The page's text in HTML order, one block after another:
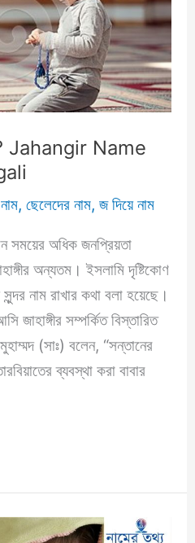
কি? Jahangir Name
,ছেলেদের নাম,জ দিয়ে নাম
সময়ের অধিক জনপ্রিয়তা
অন্যতম। ইসলামি দৃষ্টিকোণ
নাম রাখার কথা বলা হয়েছে।
জাহাঙ্গীর সম্পর্কিত বিস্তারিত
(সাঃ) বলেন, “সন্তানের
ব্যবস্থা করা বাবার